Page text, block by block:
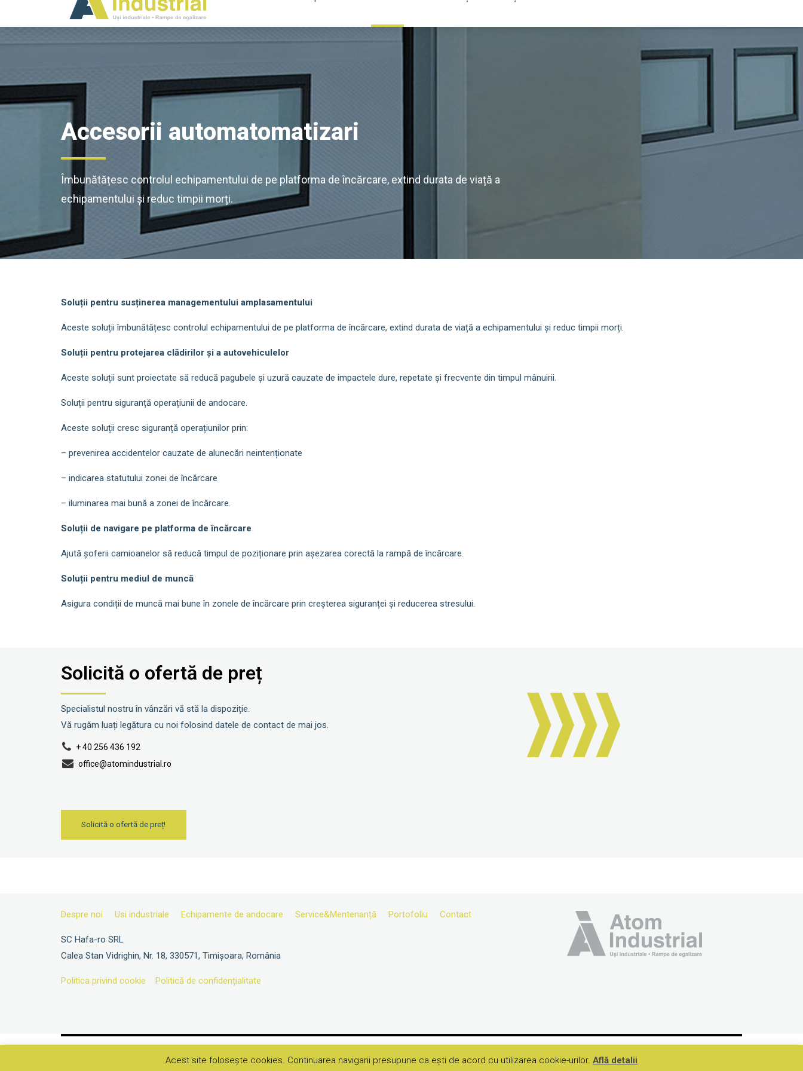
Accesorii automatomatizari
Îmbunătățesc controlul echipamentului de pe platforma de încărcare, extind durata de viață a
echipamentului și reduc timpii morți.
Soluții pentru susținerea managementului amplasamentului
Aceste soluții îmbunătățesc controlul echipamentului de pe platforma de încărcare, extind durata de viață a echipamentului și reduc timpii morți.
Soluții pentru protejarea clădirilor și a autovehiculelor
Aceste soluții sunt proiectate să reducă pagubele și uzură cauzate de impactele dure, repetate și frecvente din timpul mânuirii.
Soluții pentru siguranță operațiunii de andocare.
Aceste soluții cresc siguranță operațiunilor prin:
– prevenirea accidentelor cauzate de alunecări neintenționate
– indicarea statutului zonei de încărcare
– iluminarea mai bună a zonei de încărcare.
Soluții de navigare pe platforma de încărcare
Ajută șoferii camioanelor să reducă timpul de poziționare prin așezarea corectă la rampă de încărcare.
Soluții pentru mediul de muncă
Asigura condiții de muncă mai bune în zonele de încărcare prin creșterea siguranței și reducerea stresului.
Solicită o ofertă de preț
Specialistul nostru în vânzări vă stă la dispoziție.
Vă rugăm luați legătura cu noi folosind datele de contact de mai jos.
+ 40 256 436 192
office@atomindustrial.ro
Solicită o ofertă de preț!
Despre noi Usi industriale Echipamente de andocare Service&Mentenanță Portofoliu Contact
SC Hafa-ro SRL
Calea Stan Vidrighin, Nr. 18, 330571, Timișoara, România
Politica privind cookie Politică de confidențialitate
Rampe de egalizare hidraulice Rampe de egalizare mecanice
Acest site folosește cookies. Continuarea navigarii presupune ca ești de acord cu utilizarea cookie-urilor. Află detalii